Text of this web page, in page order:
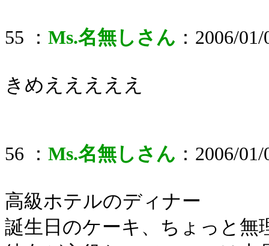
55 ： Ms.名無しさん ：2006/
きめえええええ
56 ： Ms.名無しさん ：2006/
高級ホテルのディナー
誕生日のケーキ、ちょっと